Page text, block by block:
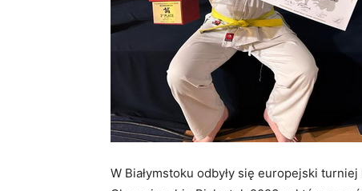
W Białymstoku odbyły się europejski